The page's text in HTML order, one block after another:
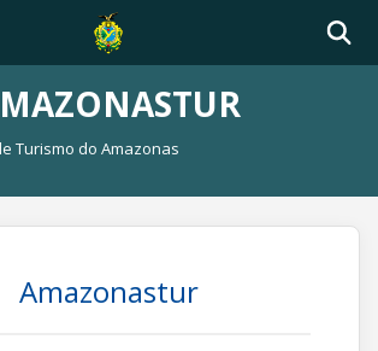
Turismo do Amazonas
Amazonastur